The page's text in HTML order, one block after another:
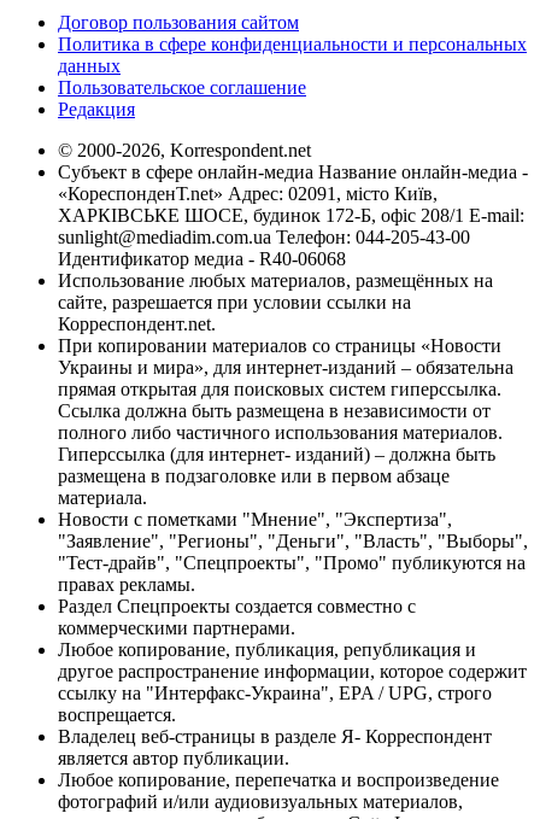
Договор пользования сайтом
Политика в сфере конфиденциальности и персональных
данных
Пользовательское соглашение
Редакция
© 2000-2026, Korrespondent.net
Субъект в сфере онлайн-медиа Название онлайн-медиа -
«КореспонденТ.net» Адрес: 02091, місто Київ,
ХАРКІВСЬКЕ ШОСЕ, будинок 172-Б, офіс 208/1 E-mail:
sunlight@mediadim.com.ua Телефон: 044-205-43-00
Идентификатор медиа - R40-06068
Использование любых материалов, размещённых на
сайте, разрешается при условии ссылки на
Корреспондент.net.
При копировании материалов со страницы «Новости
Украины и мира», для интернет-изданий – обязательна
прямая открытая для поисковых систем гиперссылка.
Ссылка должна быть размещена в независимости от
полного либо частичного использования материалов.
Гиперссылка (для интернет- изданий) – должна быть
размещена в подзаголовке или в первом абзаце
материала.
Новости с пометками "Мнение", "Экспертиза",
"Заявление", "Регионы", "Деньги", "Власть", "Выборы",
"Тест-драйв", "Спецпроекты", "Промо" публикуются на
правах рекламы.
Раздел Спецпроекты создается совместно с
коммерческими партнерами.
Любое копирование, публикация, републикация и
другое распространение информации, которое содержит
ссылку на "Интерфакс-Украина", EPA / UPG, строго
воспрещается.
Владелец веб-страницы в разделе Я- Корреспондент
является автор публикации.
Любое копирование, перепечатка и воспроизведение
фотографий и/или аудиовизуальных материалов,